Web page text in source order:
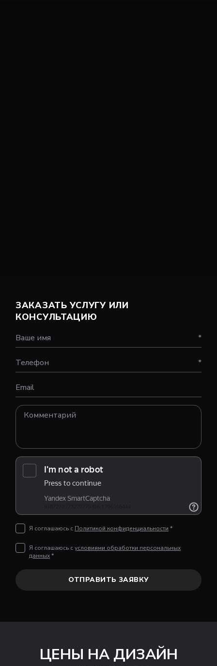
ЗАКАЗАТЬ УСЛУГУ ИЛИ
КОНСУЛЬТАЦИЮ
Ваше имя *
Телефон *
Email
Я соглашаюсь с Политикой конфиденциальности *
Я соглашаюсь сусловиями обработки персональных
данных*
ОТПРАВИТЬ ЗАЯВКУ
ЦЕНЫ НА ДИЗАЙН